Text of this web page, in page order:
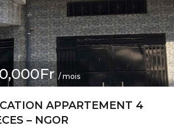
/ mois
APPARTEMENT 4
– NGOR